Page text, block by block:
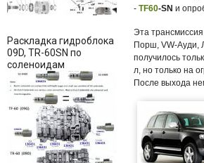
Раскладка гидроблока
09D, TR-60SN по
соленоидам
- TF60-SN и
Эта
Порш, VW-Ауди,
получилось
л, но только на
После выхода